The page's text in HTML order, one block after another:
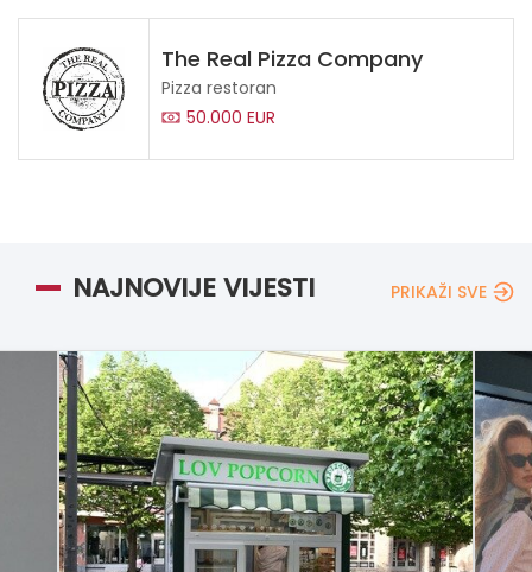
The Real Pizza Company
Pizza restoran
50.000 EUR
NAJNOVIJE VIJESTI PRIKAŽI SVE